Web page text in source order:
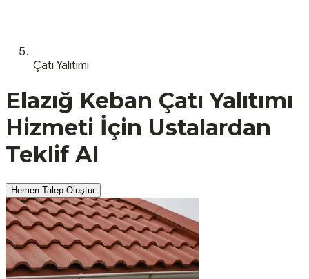
Çatı Yalıtımı
Elazığ Keban Çatı Yalıtımı
Hizmeti İçin Ustalardan
Teklif Al
Hemen Talep Oluştur